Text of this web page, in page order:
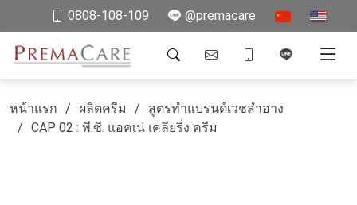
0808-108-109 @premacare
หน้าแรก ผลิตครีม
สูตรทำแบรนด์เวชสำอาง
CAP 02 : พี.ซี. แอคเน่ เคลียริ่ง ครีม